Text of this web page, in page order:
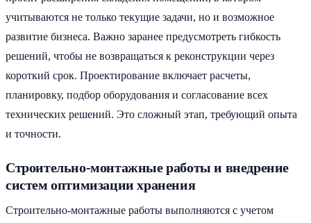
учитываются не только текущие задачи, но и возможное
развитие бизнеса. Важно заранее предусмотреть гибкость
решений, чтобы не возвращаться к реконструкции через
короткий срок. Проектирование включает расчеты,
планировку, подбор оборудования и согласование всех
технических решений. Это сложный этап, требующий опыта
и точности.
Строительно-монтажные работы и внедрение
систем оптимизации хранения
Строительно-монтажные работы выполняются с учетом